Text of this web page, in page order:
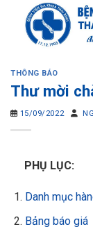
content
THÔNG BÁO
Thư mời
15/09/2022
PHỤ LỤC:
Danh mục
Bảng báo giá